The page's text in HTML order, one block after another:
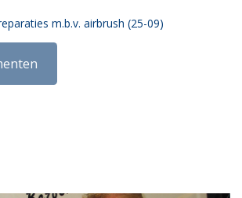
m.b.v. airbrush (25-09)